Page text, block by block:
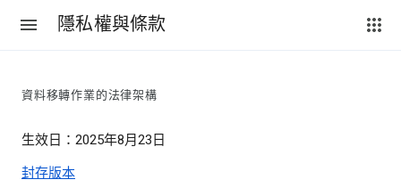
隱私權與條款
資料移轉作業的法律架構
生效日：2025年8月23日
封存版本